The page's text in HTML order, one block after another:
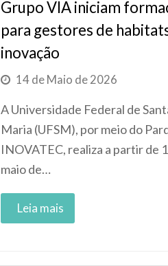
Grupo VIA iniciam
para gestores de
inovação
14 de Maio de 2026
A Universidade Federal de
Maria (UFSM), por meio do
INOVATEC, realiza a partir de
maio de…